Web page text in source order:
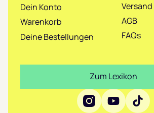
Dein Konto
Warenkorb
Deine Bestellungen
Versand
AGB
FAQs
Social
Zum Lexikon